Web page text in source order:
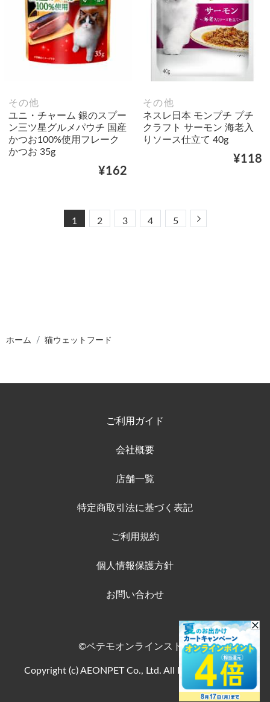
その他
ユニ・チャーム 銀のスプー
ン三ツ星グルメパウチ 国産
かつお100%使用フレーク
かつお 35g
¥162
その他
ネスレ日本 モンプチ プチ
クラフト サーモン 海老入
りソース仕立て 40g
¥118
1 2 3 4 5 Next
ホーム 猫ウェットフード
ご利用ガイド
会社概要
店舗一覧
特定商取引法に基づく表記
ご利用規約
個人情報保護方針
お問い合わせ
©ペテモオンラインストア
Copyright (c) AEONPET Co., Ltd. All Rights Reserved.